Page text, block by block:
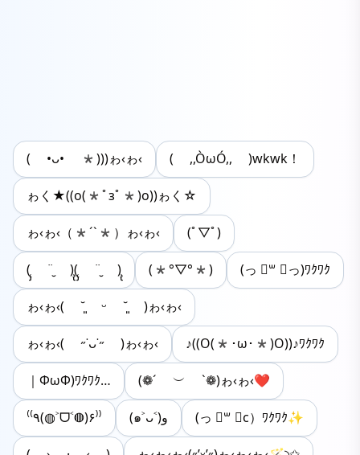
( •ᴗ• *)))ゎ‹ゎ‹ ( ,,ÒωÓ,, )wkwk！
ゎく★((o(*ﾟзﾟ*)o))ゎく☆
ゎ‹ゎ‹（*´`*）ゎ‹ゎ‹ (ﾟ▽ﾟ)
(̨̡ ¨̮ )̧̢(̨̡ ¨̮ )̧̢ (*°▽°*) (っ ॑꒳ ॑っ)ﾜｸﾜｸ
ゎ‹ゎ‹( ˘͈ ᵕ ˘͈ )ゎ‹ゎ‹
ゎ‹ゎ‹( ˶˙ᴗ˙˶ )ゎ‹ゎ‹ ♪((O(*･ω･*)O))♪ﾜｸﾜｸ
｜ΦωΦ)ﾜｸﾜｸ… (❁´ ︶ `❁)ゎ‹ゎ‹❤︎
⁽⁽٩(◍˃ᗜ˂◍)۶⁾⁾ (๑˃ᴗ˂)ﻭ (っ ॑꒳ ॑c）ﾜｸﾜｸ✨